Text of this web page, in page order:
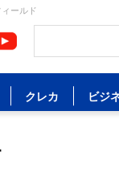
ールド
クレカ ビジ